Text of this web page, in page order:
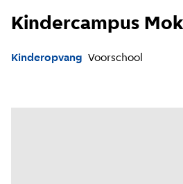
Kindercampus
Kinderopvang Voorschool